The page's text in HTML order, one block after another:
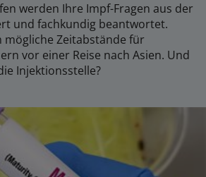
werden Ihre Impf-Fragen aus der
und fachkundig beantwortet.
mögliche Zeitabstände für
vor einer Reise nach Asien. Und
Injektionsstelle?